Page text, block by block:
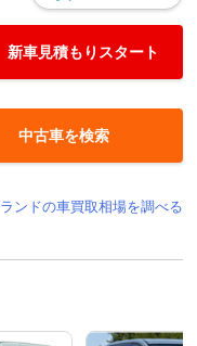
新車見積もりスタート
中古車を検索
ンドの車買取相場を調べる